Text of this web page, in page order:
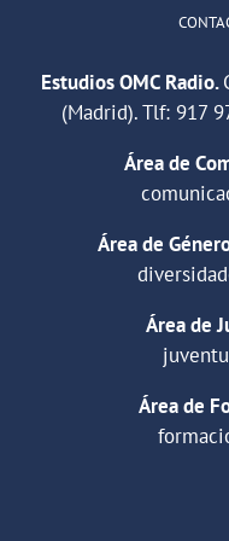
Estudios OMC Radio.
(Madrid). Tlf: 917
Área de
Área de
Área de
Área de